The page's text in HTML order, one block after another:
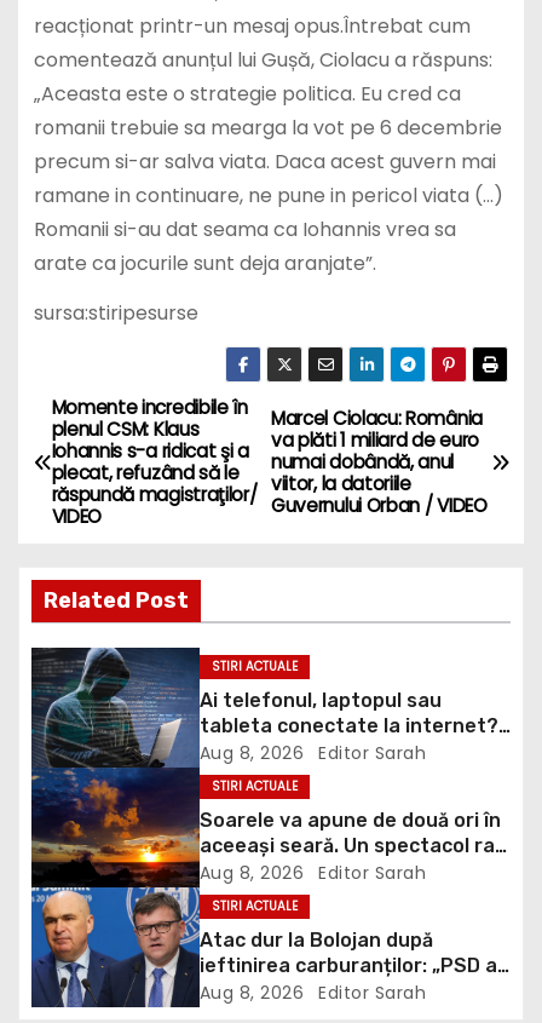
comentează anunțul lui Gușă, Ciolacu a răspuns:
„Aceasta este o strategie politica. Eu cred ca
romanii trebuie sa mearga la vot pe 6 decembrie
precum si-ar salva viata. Daca acest guvern mai
ramane in continuare, ne pune in pericol viata (…)
Romanii si-au dat seama ca Iohannis vrea sa
arate ca jocurile sunt deja aranjate”.
sursa:stiripesurse
P
o
s
n
a
v
i
g
a
t
i
o
Marcel Ciolacu: România
va plăti 1 miliard de euro
numai dobândă, anul
viitor, la datoriile
Guvernului Orban / VIDEO
Momente incredibile în
plenul CSM: Klaus
Iohannis s-a ridicat şi a
plecat, refuzând să le
răspundă magistraţilor/
VIDEO
Ai telefonul, laptopul sau
tableta conectate la internet?
DNSC avertizează asupra unui
risc pe care mulți utilizatori îl
ignoră
Aug 8, 2026 Editor Sarah
STIRI ACTUALE
Soarele va apune de două ori în
aceeași seară. Un spectacol rar
va întrerupe liniștea unui sat
din Europa
Aug 8, 2026 Editor Sarah
STIRI ACTUALE
Atac dur la Bolojan după
ieftinirea carburanților: „PSD a
scris legea. Dumneavoastră ați
scris discursul de după”
Aug 8, 2026 Editor Sarah